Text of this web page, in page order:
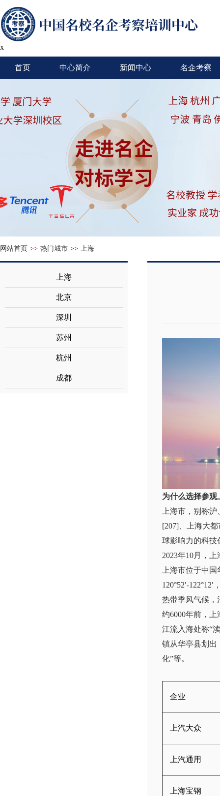
x
首页 中心简介 新闻中心 名企考察
网站首页 >> 热门城市 >> 上海
上海
北京
深圳
苏州
杭州
成都
为什么选择参观
上海市，别称
[207]、上海大
球影响力的科技
2023年10月，
上海市位于中
120°52′-
热带季风气候，
约6000年前，
江流入海处称“
镇从华亭县划出
化”等。
企业
上汽大众
上汽通用
上海宝钢